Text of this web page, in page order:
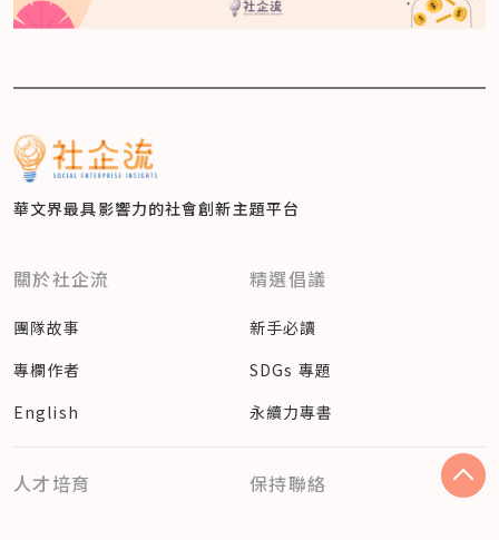
華文界最具影響力的社會創新主題平台
關於社企流
團隊故事
專欄作者
English
精選倡議
新手必讀
SDGs 專題
永續力專書
人才培育 保持聯絡